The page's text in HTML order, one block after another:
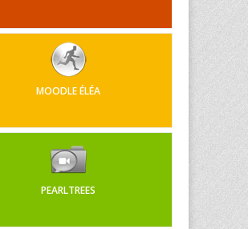
MOODLE ÉLÉA
PEARLTREES